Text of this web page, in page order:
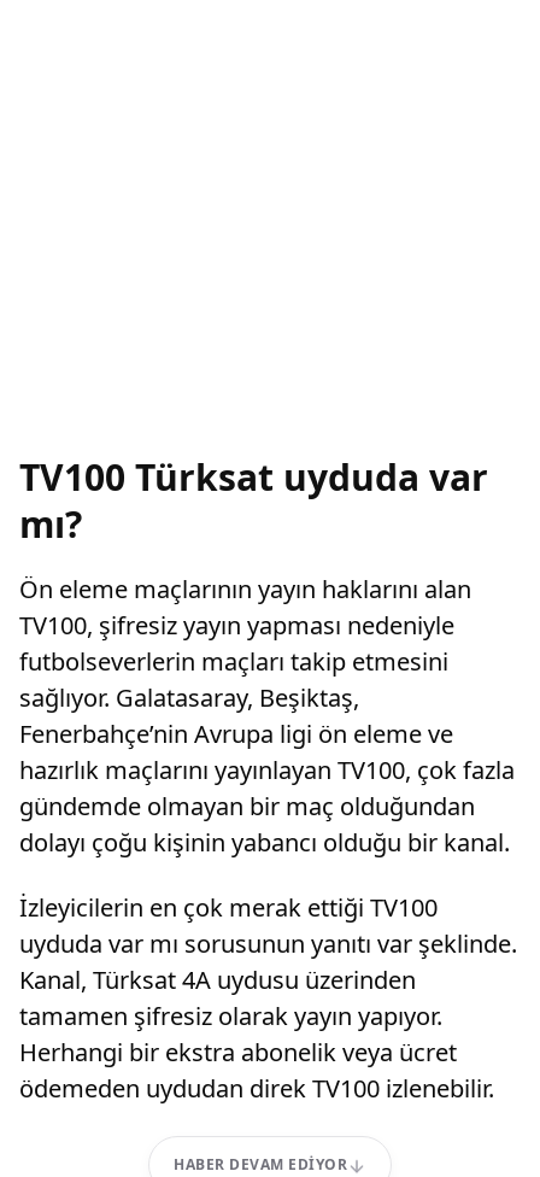
TV100 Türksat uyduda var
mı?
Ön eleme maçlarının yayın haklarını alan
TV100, şifresiz yayın yapması nedeniyle
futbolseverlerin maçları takip etmesini
sağlıyor. Galatasaray, Beşiktaş,
Fenerbahçe’nin Avrupa ligi ön eleme ve
hazırlık maçlarını yayınlayan TV100, çok fazla
gündemde olmayan bir maç olduğundan
dolayı çoğu kişinin yabancı olduğu bir kanal.
İzleyicilerin en çok merak ettiği TV100
uyduda var mı sorusunun yanıtı var şeklinde.
Kanal, Türksat 4A uydusu üzerinden
tamamen şifresiz olarak yayın yapıyor.
Herhangi bir ekstra abonelik veya ücret
ödemeden uydudan direk TV100 izlenebilir.
HABER DEVAM EDIYOR